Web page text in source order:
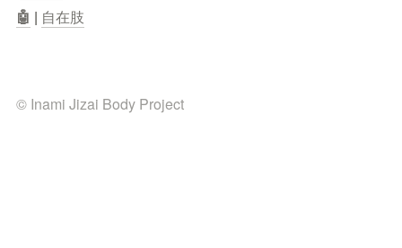
🤖 | 自在肢
© Inami Jizai Body Project